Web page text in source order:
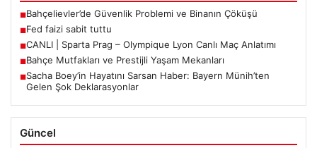
■Bahçelievler’de Güvenlik Problemi ve Binanın Çöküşü
■Fed faizi sabit tuttu
■CANLI | Sparta Prag – Olympique Lyon Canlı Maç Anlatımı
■Bahçe Mutfakları ve Prestijli Yaşam Mekanları
■Sacha Boey’in Hayatını Sarsan Haber: Bayern Münih’ten
Gelen Şok Deklarasyonlar
Güncel